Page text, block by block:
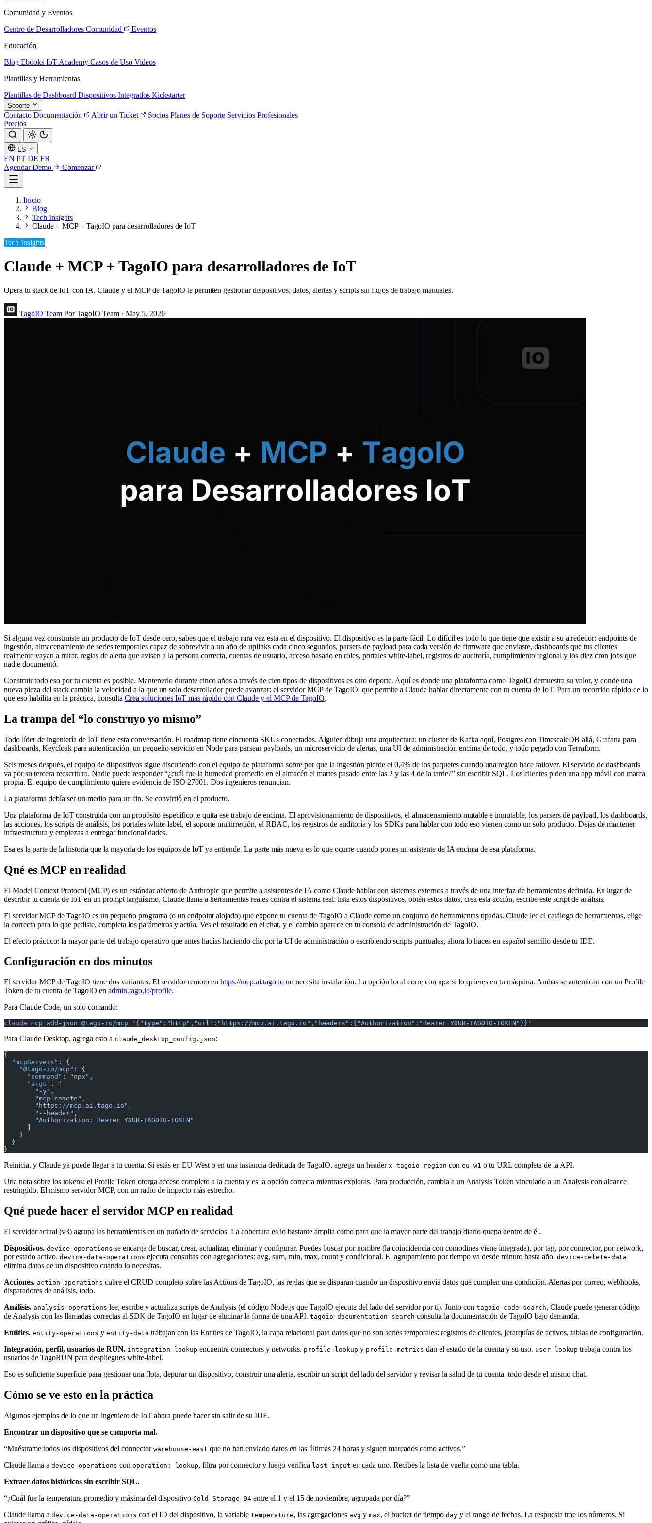
Comunidad y Eventos
Centro de Desarrolladores Comunidad
Eventos
Educación
Blog Ebooks IoT Academy Casos de Uso Videos
Plantillas y Herramientas
Plantillas de Dashboard Dispositivos Integrados Kickstarter
Soporte
Contacto Documentación Abrir un Ticket Socios Planes de Soporte Servicios Profesionales
Precios
ES
EN PT DE FR
Agendar Demo
Comenzar
Inicio
Blog
Tech Insights
Claude + MCP + TagoIO para desarrolladores de IoT
Tech Insights
Claude + MCP + TagoIO para desarrolladores de IoT
Opera tu stack de IoT con IA. Claude y el MCP de TagoIO te permiten gestionar dispositivos, datos, alertas y scripts sin flujos de trabajo manuales.
TagoIO Team Por TagoIO Team · May 5, 2026
Si alguna vez construiste un producto de IoT desde cero, sabes que el trabajo rara vez está en el dispositivo. El dispositivo es la parte fácil. Lo difícil es todo lo que tiene que existir a su alrededor: endpoints de
ingestión, almacenamiento de series temporales capaz de sobrevivir a un año de uplinks cada cinco segundos, parsers de payload para cada versión de firmware que enviaste, dashboards que tus clientes
realmente vayan a mirar, reglas de alerta que avisen a la persona correcta, cuentas de usuario, acceso basado en roles, portales white-label, registros de auditoría, cumplimiento regional y los diez cron jobs que
nadie documentó.
Construir todo eso por tu cuenta es posible. Mantenerlo durante cinco años a través de cien tipos de dispositivos es otro deporte. Aquí es donde una plataforma como TagoIO demuestra su valor, y donde una
nueva pieza del stack cambia la velocidad a la que un solo desarrollador puede avanzar: el servidor MCP de TagoIO, que permite a Claude hablar directamente con tu cuenta de IoT. Para un recorrido rápido de lo
que eso habilita en la práctica, consulta Crea soluciones IoT más rápido con Claude y el MCP de TagoIO.
La trampa del “lo construyo yo mismo”
Todo líder de ingeniería de IoT tiene esta conversación. El roadmap tiene cincuenta SKUs conectados. Alguien dibuja una arquitectura: un cluster de Kafka aquí, Postgres con TimescaleDB allá, Grafana para
dashboards, Keycloak para autenticación, un pequeño servicio en Node para parsear payloads, un microservicio de alertas, una UI de administración encima de todo, y todo pegado con Terraform.
Seis meses después, el equipo de dispositivos sigue discutiendo con el equipo de plataforma sobre por qué la ingestión pierde el 0,4% de los paquetes cuando una región hace failover. El servicio de dashboards
va por su tercera reescritura. Nadie puede responder “¿cuál fue la humedad promedio en el almacén el martes pasado entre las 2 y las 4 de la tarde?” sin escribir SQL. Los clientes piden una app móvil con marca
propia. El equipo de cumplimiento quiere evidencia de ISO 27001. Dos ingenieros renuncian.
La plataforma debía ser un medio para un fin. Se convirtió en el producto.
Una plataforma de IoT construida con un propósito específico te quita ese trabajo de encima. El aprovisionamiento de dispositivos, el almacenamiento mutable e inmutable, los parsers de payload, los dashboards,
las acciones, los scripts de análisis, los portales white-label, el soporte multirregión, el RBAC, los registros de auditoría y los SDKs para hablar con todo eso vienen como un solo producto. Dejas de mantener
infraestructura y empiezas a entregar funcionalidades.
Esa es la parte de la historia que la mayoría de los equipos de IoT ya entiende. La parte más nueva es lo que ocurre cuando pones un asistente de IA encima de esa plataforma.
Qué es MCP en realidad
El Model Context Protocol (MCP) es un estándar abierto de Anthropic que permite a asistentes de IA como Claude hablar con sistemas externos a través de una interfaz de herramientas definida. En lugar de
describir tu cuenta de IoT en un prompt larguísimo, Claude llama a herramientas reales contra el sistema real: lista estos dispositivos, obtén estos datos, crea esta acción, escribe este script de análisis.
El servidor MCP de TagoIO es un pequeño programa (o un endpoint alojado) que expone tu cuenta de TagoIO a Claude como un conjunto de herramientas tipadas. Claude lee el catálogo de herramientas, elige
la correcta para lo que pediste, completa los parámetros y actúa. Ves el resultado en el chat, y el cambio aparece en tu consola de administración de TagoIO.
El efecto práctico: la mayor parte del trabajo operativo que antes hacías haciendo clic por la UI de administración o escribiendo scripts puntuales, ahora lo haces en español sencillo desde tu IDE.
Configuración en dos minutos
El servidor MCP de TagoIO tiene dos variantes. El servidor remoto en https://mcp.ai.tago.io no necesita instalación. La opción local corre con npx si lo quieres en tu máquina. Ambas se autentican con un Profile
Token de tu cuenta de TagoIO en admin.tago.io/profile.
Para Claude Code, un solo comando:
claude mcp add-json @tago-io/mcp '{"type":"http","url":"https://mcp.ai.tago.io","headers":{"Authorization":"Bearer YOUR-TAGOIO-TOKEN"}}'
Para Claude Desktop, agrega esto a claude_desktop_config.json:
{
  "mcpServers"
: {
    "@tago-io/mcp"
: {
      "command"
: "npx" ,
      "args"
: [
        "-y"
,
        "mcp-remote"
,
        "https://mcp.ai.tago.io"
,
        "--header"
,
        "Authorization: Bearer YOUR-TAGOIO-TOKEN"
    }
  }
}
Reinicia, y Claude ya puede llegar a tu cuenta. Si estás en EU West o en una instancia dedicada de TagoIO, agrega un header x-tagoio-region con eu-w1 o tu URL completa de la API.
Una nota sobre los tokens: el Profile Token otorga acceso completo a la cuenta y es la opción correcta mientras exploras. Para producción, cambia a un Analysis Token vinculado a un Analysis con alcance
restringido. El mismo servidor MCP, con un radio de impacto más estrecho.
Qué puede hacer el servidor MCP en realidad
El servidor actual (v3) agrupa las herramientas en un puñado de servicios. La cobertura es lo bastante amplia como para que la mayor parte del trabajo diario quepa dentro de él.
Dispositivos. device-operations se encarga de buscar, crear, actualizar, eliminar y configurar. Puedes buscar por nombre (la coincidencia con comodines viene integrada), por tag, por connector, por network,
por estado activo. device-data-operations ejecuta consultas con agregaciones: avg, sum, min, max, count y condicional. El agrupamiento por tiempo va desde minuto hasta año. device-delete-data
elimina datos de un dispositivo cuando lo necesitas.
Acciones. action-operations cubre el CRUD completo sobre las Actions de TagoIO, las reglas que se disparan cuando un dispositivo envía datos que cumplen una condición. Alertas por correo, webhooks,
disparadores de análisis, todo.
Análisis. analysis-operations lee, escribe y actualiza scripts de Analysis (el código Node.js que TagoIO ejecuta del lado del servidor por ti). Junto con tagoio-code-search, Claude puede generar código
de Analysis con las llamadas correctas al SDK de TagoIO en lugar de alucinar la forma de una API. tagoio-documentation-search consulta la documentación de TagoIO bajo demanda.
Entities. entity-operations y entity-data trabajan con las Entities de TagoIO, la capa relacional para datos que no son series temporales: registros de clientes, jerarquías de activos, tablas de configuración.
Integración, perfil, usuarios de RUN. integration-lookup encuentra connectors y networks. profile-lookup y profile-metrics dan el estado de la cuenta y su uso. user-lookup trabaja contra los
usuarios de TagoRUN para despliegues white-label.
Eso es suficiente superficie para gestionar una flota, depurar un dispositivo, construir una alerta, escribir un script del lado del servidor y revisar la salud de tu cuenta, todo desde el mismo chat.
Cómo se ve esto en la práctica
Algunos ejemplos de lo que un ingeniero de IoT ahora puede hacer sin salir de su IDE.
Encontrar un dispositivo que se comporta mal.
“Muéstrame todos los dispositivos del connector warehouse-east que no han enviado datos en las últimas 24 horas y siguen marcados como activos.”
Claude llama a device-operations con operation: lookup, filtra por connector y luego verifica last_input en cada uno. Recibes la lista de vuelta como una tabla.
Extraer datos históricos sin escribir SQL.
“¿Cuál fue la temperatura promedio y máxima del dispositivo Cold Storage 04 entre el 1 y el 15 de noviembre, agrupada por día?”
Claude llama a device-data-operations con el ID del dispositivo, la variable temperature, las agregaciones avg y max, el bucket de tiempo day y el rango de fechas. La respuesta trae los números. Si